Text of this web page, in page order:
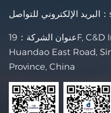
البريد الإلكتروني للتواصل：
عنوان الشركة：19F, C&D International Building, No.1699
Huandao East Road,
Province, China